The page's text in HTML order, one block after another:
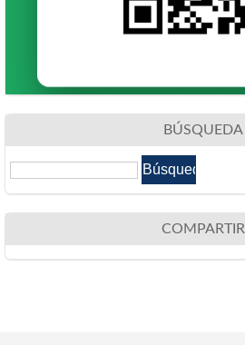
BÚSQUEDA
COMPARTIR